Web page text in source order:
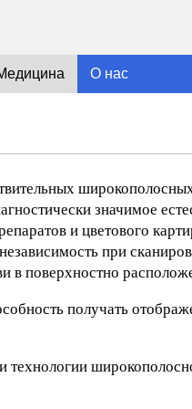
О нас
значимое
и цветового
при
в поверхностно
получать